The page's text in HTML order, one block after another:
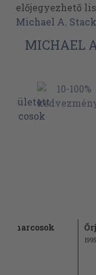
előjegyezhető
Michael A.
MICHAEL
harcosok
1995